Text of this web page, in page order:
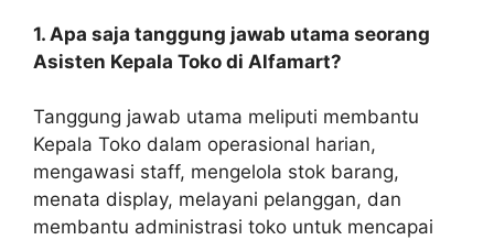
1. Apa saja tanggung jawab utama seorang
Asisten Kepala Toko di Alfamart?
Tanggung jawab utama meliputi membantu
Kepala Toko dalam operasional harian,
mengawasi staff, mengelola stok barang,
menata display, melayani pelanggan, dan
membantu administrasi toko untuk mencapai